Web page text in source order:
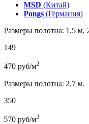
MSD (Китай)
Pongs (Германия)
Размеры полотна: 1,5 м,
149
470 руб/м2
Размеры полотна: 2,7 м.
350
570 руб/м2